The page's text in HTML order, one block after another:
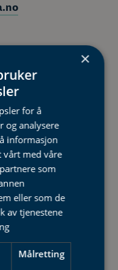
støttes?
inntil 30%, og
prosjektets
på søkt støttebeløp
støtter, finnes i
på
×
for å
og analysere
informasjon
vårt med våre
som
eller som de
av tjenestene
Målretting